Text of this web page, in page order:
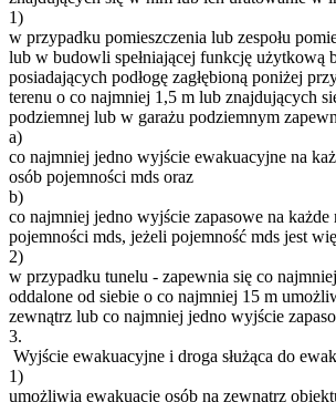
1)
w przypadku pomieszczenia lub zespołu
lub w budowli spełniającej funkcję użytkową
posiadających podłogę zagłębioną poniżej
terenu o co najmniej 1,5 m lub znajdujących
podziemnej lub w garażu podziemnym
a)
co najmniej jedno wyjście ewakuacyjne na
osób pojemności mds oraz
b)
co najmniej jedno wyjście zapasowe na każde
pojemności mds, jeżeli pojemność mds jest
2)
w przypadku tunelu - zapewnia się co
oddalone od siebie o co najmniej 15 m
zewnątrz lub co najmniej jedno wyjście
3.
Wyjście ewakuacyjne i droga służąca do
1)
umożliwia ewakuację osób na zewnątrz